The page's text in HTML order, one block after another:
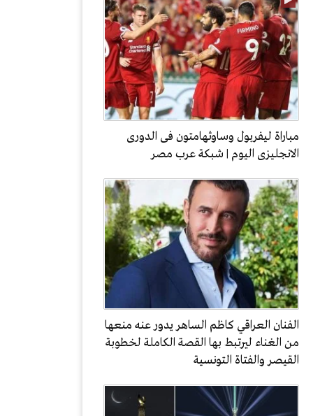
مباراة ليفربول وساوثهامتون فى الدورى
الانجليزى اليوم | شبكة عرب مصر
الفنان العراقي كاظم الساهر يدور عنه منعها
من الغناء ليرتبط بها القصة الكاملة لخطوبة
القيصر والفتاة التونسية